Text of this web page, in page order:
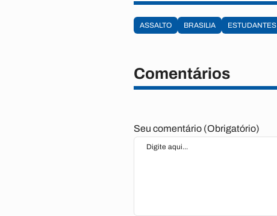
ASSALTO BRASILIA ESTUDANTES
Comentários
Seu comentário (Obrigatório)